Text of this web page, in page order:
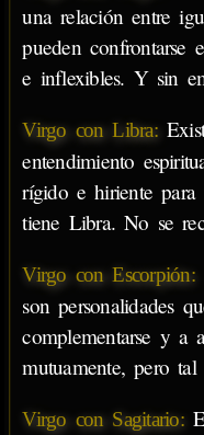
una relación entre
pueden confrontarse
e inflexibles. Y sin
Virgo con Libra:
entendimiento
rígido e hiriente
tiene Libra. No se
Virgo con Escorpión:
son personalidades
complementarse y a
mutuamente, pero
Virgo con Sagitario: